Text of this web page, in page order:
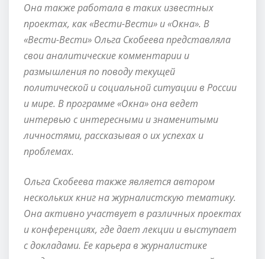
Она также работала в таких известных
проектах, как «Вести-Вести» и «Окна». В
«Вести-Вести» Ольга Скобеева представляла
свои аналитические комментарии и
размышления по поводу текущей
политической и социальной ситуации в России
и мире. В программе «Окна» она ведет
интервью с интересными и знаменитыми
личностями, рассказывая о их успехах и
проблемах.
Ольга Скобеева также является автором
нескольких книг на журналистскую тематику.
Она активно участвует в различных проектах
и конференциях, где дает лекции и выступает
с докладами. Ее карьера в журналистике